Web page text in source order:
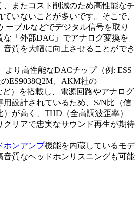
、またコスト削減のため高性能なチ
ていないことが多いです。そこで、
ーブルなどでデジタル信号を取り
な「外部DAC」でアナログ変換を
音質を大幅に向上させることができ
より高性能なDACチップ（例: ESS
のES9038Q2M、AKM社の
ど）を搭載し、電源回路やアナログ
用設計されているため、S/N比（信
）が高く、THD（全高調波歪率）
クリアで忠実なサウンド再生が期待
ホンアンプ機能を内蔵しているモデ
音質なヘッドホンリスニングも可能